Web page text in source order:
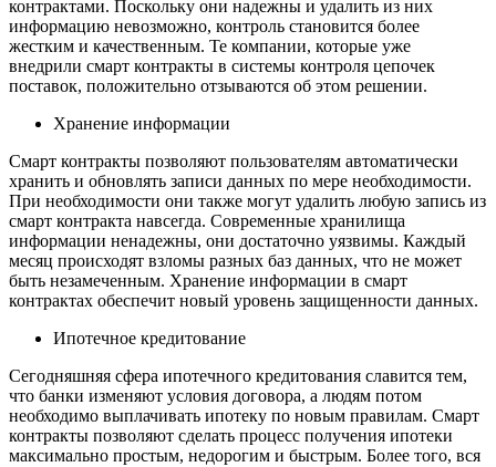
контрактами. Поскольку они надежны и удалить из них
информацию невозможно, контроль становится более
жестким и качественным. Те компании, которые уже
внедрили смарт контракты в системы контроля цепочек
поставок, положительно отзываются об этом решении.
Хранение информации
Смарт контракты позволяют пользователям автоматически
хранить и обновлять записи данных по мере необходимости.
При необходимости они также могут удалить любую запись из
смарт контракта навсегда. Современные хранилища
информации ненадежны, они достаточно уязвимы. Каждый
месяц происходят взломы разных баз данных, что не может
быть незамеченным. Хранение информации в смарт
контрактах обеспечит новый уровень защищенности данных.
Ипотечное кредитование
Сегодняшняя сфера ипотечного кредитования славится тем,
что банки изменяют условия договора, а людям потом
необходимо выплачивать ипотеку по новым правилам. Смарт
контракты позволяют сделать процесс получения ипотеки
максимально простым, недорогим и быстрым. Более того, вся